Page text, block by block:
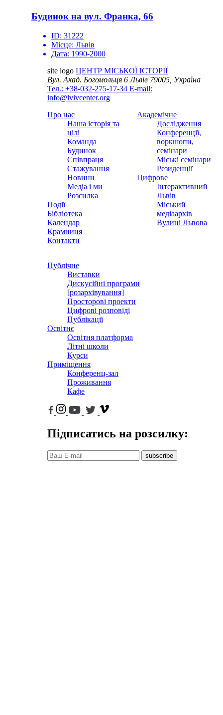
Будинок на вул. Франка, 66
ID: 31222
Місце: Львів
Дата: 1990-2000
site logo ЦЕНТР МІСЬКОЇ ІСТОРІЇ
Вул. Акад. Богомольця 6Львів 79005, Україна
Тел.: +38-032-275-17-34 E-mail:
info@lvivcenter.org
Про нас
Наша історія та
цілі
Команда
Будинок
Співпраця
Стажування
Новини
Медіа і ми
Розсилка
Події
Бібліотека
Календар
Крамниця
Контакти
Академічне
Дослідження
Конференції,
воркшопи,
семінари
Міські семінари
Резиденції
Цифрове
Інтерактивний
Львів
Міський
медіаархів
Вулиці Львова
Публічне
Виставки
Дискусійні програми
[розархівування]
Просторові проекти
Цифрові розповіді
Публікації
Освітнє
Освітня платформа
Літні школи
Курси
Приміщення
Конференц-зал
Проживання
Кафе
Підписатись на розсилку:
subscribe